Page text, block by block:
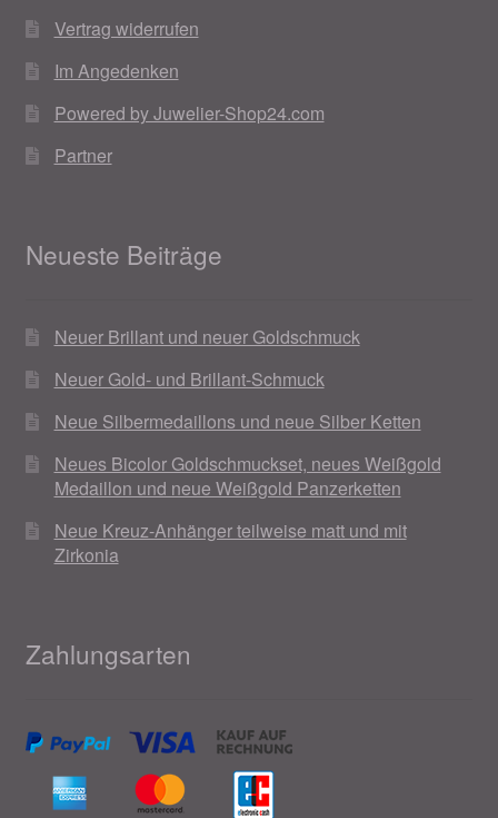
Vertrag widerrufen
Im Angedenken
Powered by Juwelier-Shop24.com
Partner
Neueste Beiträge
Neuer Brillant und neuer Goldschmuck
Neuer Gold- und Brillant-Schmuck
Neue Silbermedaillons und neue Silber Ketten
Neues Bicolor Goldschmuckset, neues Weißgold
Medaillon und neue Weißgold Panzerketten
Neue Kreuz-Anhänger teilweise matt und mit
Zirkonia
Zahlungsarten